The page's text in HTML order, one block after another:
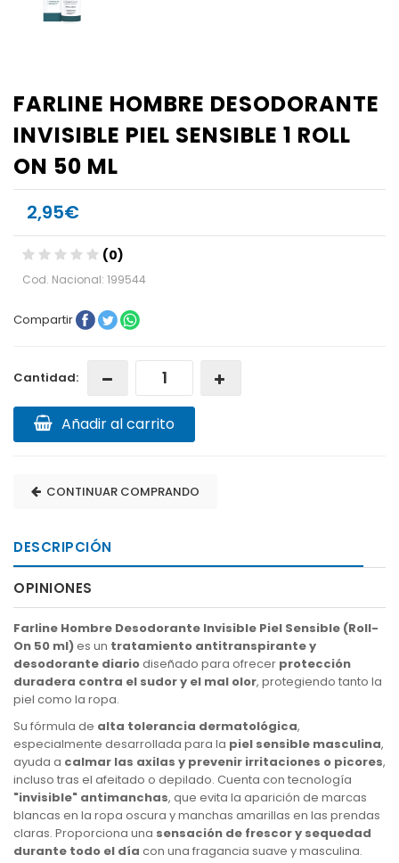
FARLINE HOMBRE DESODORANTE
INVISIBLE PIEL SENSIBLE 1 ROLL
ON 50 ML
2,95€
(0)
Cod. Nacional: 199544
Compartir
Cantidad:
Añadir al carrito
CONTINUAR COMPRANDO
DESCRIPCIÓN
OPINIONES
Farline Hombre Desodorante Invisible Piel Sensible (Roll-
On 50 ml)es un tratamiento antitranspirante y
desodorante diariodiseñado para ofrecer protección
duradera contra el sudor y el mal olor, protegiendo tanto la
piel como la ropa.
Su fórmula de alta tolerancia dermatológica,
especialmente desarrollada para la piel sensible masculina,
ayuda a calmar las axilas y prevenir irritaciones o picores,
incluso tras el afeitado o depilado. Cuenta con tecnología
"invisible" antimanchas, que evita la aparición de marcas
blancas en la ropa oscura y manchas amarillas en las prendas
claras. Proporciona una sensación de frescor y sequedad
durante todo el día con una fragancia suave y masculina.